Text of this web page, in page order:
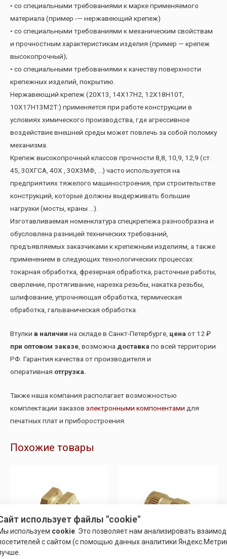
• со специальными требованиями к марке применяемого
материала (пример -— нержавеющий крепеж)
• со специальными требованиями к механическим свойствам
и прочностным характеристикам изделия (пример — крепеж
высокопрочный);
• со специальными требованиями к качеству поверхности
крепежных изделий, покрытию.
Нержавеющий крепеж (20Х13, 14Х17Н2, 12Х18Н10Т,
10Х17Н13М2Т:) применяется при работе конструкции в
условиях химического производства, где агрессивное
воздействие внешней среды может повлечь за собой поломку
механизма.
Крепеж высокопрочный классов прочности 8,8, 10,9, 12,9 (ст.
45, 30ХГСА, 40Х , 30Х3МФ, …) часто используется на
предприятиях тяжелого машиностроения, при строительстве
конструкций, которые должны выдерживать большие
нагрузки (мосты, краны …).
Изготавливаемая номенклатура спецкрепежа разнообразна и
обусловлена разницей технических требований,
предъявляемых заказчиками к крепежным изделиям, а также
применением в следующих технологических процессах:
токарная обработка, фрезерная обработка, расточные работы,
сверление, протягивание, нарезка резьбы, накатка резьбы,
шлифование, упрочняющая обработка, термическая
обработка, гальваническая обработка.
Втулки в наличии на складе в Санкт-Петербурге, цена от 12 ₽
при оптовом заказе , возможна доставка по всей территории
РФ. Гарантия качества от производителя и
оперативная отгрузка.
Также наша компания располагает возможностью
комплектации заказов электронными компонентами для
печатных плат и приборостроения.
Похожие товары
использует файлы "cookie"
используем cookie. Это позволяет нам анализировать
с сайтом (с помощью данных аналитики